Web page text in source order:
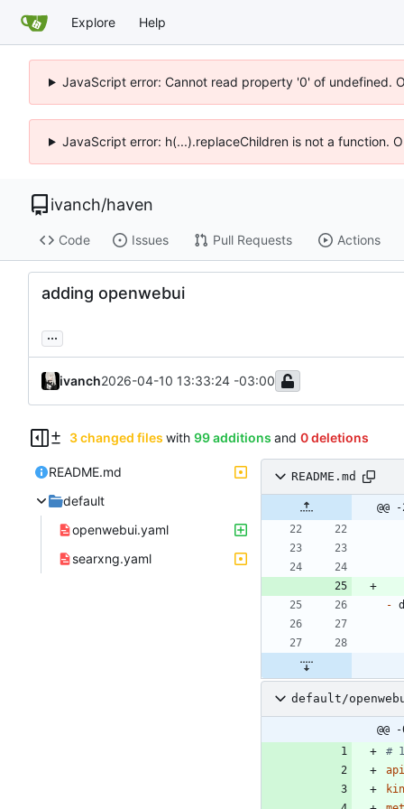
Explore Help
JavaScript error: Cannot read property '0' of undefined.
JavaScript error: h(...).replaceChildren is not a function.
ivanch/haven
Code Issues Pull Requests Actions
adding openwebui
...
ivanch2026-04-10 13:33:24 -03:00
3 changed files with 99 additions and 0 deletions
README.md
default
openwebui.yaml
searxng.yaml
README.md
-
default/
@@
#